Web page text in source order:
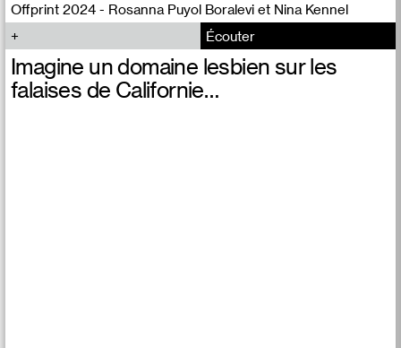
Offprint 2024 - Rosanna Puyol Boralevi et Nina Kennel
Écouter
Imagine un domaine lesbien sur les
falaises de Californie…